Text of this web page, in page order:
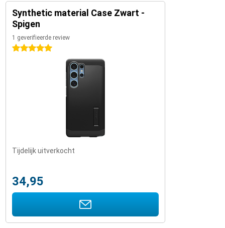
Synthetic material Case Zwart -
Spigen
1 geverifieerde review
5 sterren
Tijdelijk uitverkocht
34,95